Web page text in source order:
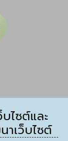
งก่อสร้างปรับปรุงอาค
ระกวดราคาจ้างปรับ
ไซต์และ
เว็บไซต์